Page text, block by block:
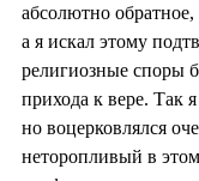
абсолютно
а я искал этому
религиозные споры
прихода к вере. Так
но воцерковлялся
неторопливый в